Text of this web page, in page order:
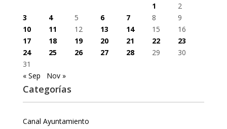
1
2
3
4 5 6 7 8
9
10
11 12 13 14 15
16
17
18 19 20 21 22
23
24
25 26 27 28 29
30
31
« Sep
Nov »
Categorías
Canal Ayuntamiento